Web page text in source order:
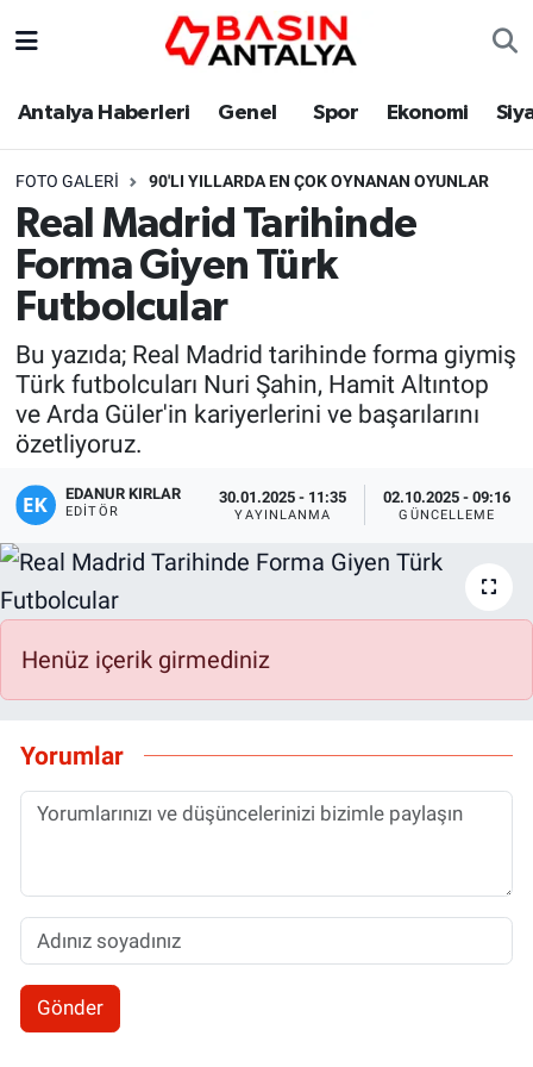
Antalya Haberleri Genel Spor Ekonomi
FOTO GALERI 90'LI YILLARDA EN ÇOK OYNANAN OYUNLAR
Real Madrid Tarihinde
Forma Giyen Türk
Futbolcular
Bu yazıda; Real Madrid tarihinde forma giymiş
Türk futbolcuları Nuri Şahin, Hamit Altıntop
ve Arda Güler'in kariyerlerini ve başarılarını
özetliyoruz.
EDANUR KIRLAR
EDITÖR
30.01.2025 - 11:35
YAYINLANMA
02.10.2025 - 09:16
GÜNCELLEME
Henüz içerik girmediniz
Yorumlar
Gönder